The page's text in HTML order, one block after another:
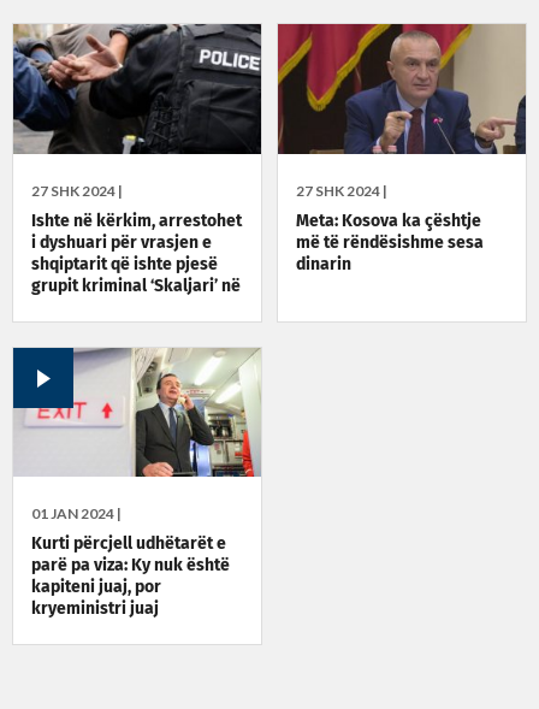
27 SHK 2024 |
Ishte në kërkim, arrestohet
i dyshuari për vrasjen e
shqiptarit që ishte pjesë
grupit kriminal ‘Skaljari’ në
27 SHK 2024 |
Meta: Kosova ka çështje
më të rëndësishme sesa
dinarin
01 JAN 2024 |
Kurti përcjell udhëtarët e
parë pa viza: Ky nuk është
kapiteni juaj, por
kryeministri juaj